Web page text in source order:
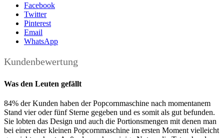
Facebook
Twitter
Pinterest
Email
WhatsApp
Kundenbewertung
Was den Leuten gefällt
84% der Kunden haben der Popcornmaschine nach momentanem
Stand vier oder fünf Sterne gegeben und es somit als gut befunden.
Sie lobten das Design und auch die Portionsmengen mit denen man
bei einer eher kleinen Popcornmaschine im ersten Moment vielleicht